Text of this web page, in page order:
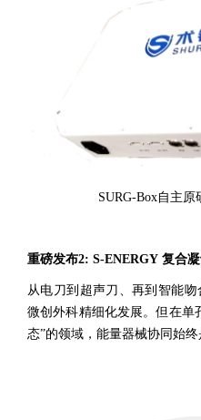
SURG-Box自主原
重磅发布2: S-ENERGY 复合
从电刀到超声刀、再到智能
微创外科精细化发展。但在单
态”的领域，能量器械协同始终